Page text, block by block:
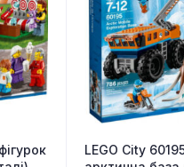
LEGO City